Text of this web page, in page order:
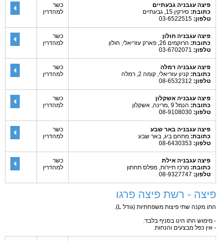
פיצה עגבניה גבעתיים
כתובת: סירקין 15, גבעתיים
טלפון:
כשר
למהדרין
פיצה עגבניה חולון
כתובת: הרוקמים 26, פארק עזריאלי, חולון
טלפון:
כשר
למהדרין
פיצה עגבניה רמלה
כתובת: קניון עזריאלי, קומה 2, רמלה
טלפון:
כשר
למהדרין
פיצה עגבניה אשקלון
כתובת: הנמל 9 ,מרינה, אשקלון
טלפון:
כשר
למהדרין
פיצה עגבניה באר שבע
כתובת: מתחם ביג, באר שבע
טלפון:
כשר
למהדרין
פיצה עגבניה אילת
כתובת: מרכז תיירות, מפלס תחתון
טלפון:
כשר
למהדרין
פיצה - רשת פיצה פרגו
התו מקנה שתי פיצות משפחתיות (גודל L).
- מימוש התו הינו בסניף בלבד.
- אין כפל מבצעים והנחות.